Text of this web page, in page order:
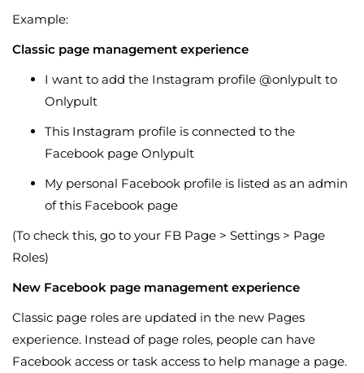
Example:
Classic page management experience
I want to add the Instagram profile @onlypult to
Onlypult
This Instagram profile is connected to the
Facebook page Onlypult
My personal Facebook profile is listed as an admin
of this Facebook page
(To check this, go to your FB Page > Settings > Page
Roles)
New Facebook page management experience
Classic page roles are updated in the new Pages
experience. Instead of page roles, people can have
Facebook access or task access to help manage a page.